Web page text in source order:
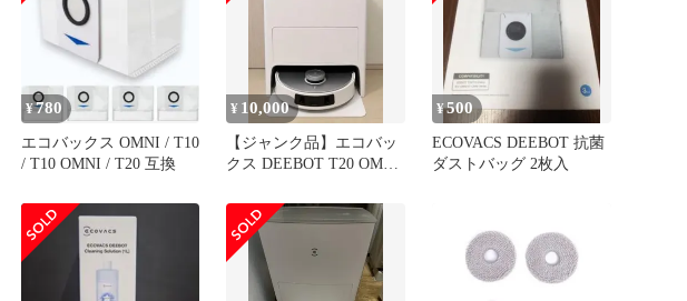
¥780
エコバックス OMNI / T10
/ T10 OMNI / T20 互換
¥ 10,000
【ジャンク品】エコバッ
クス DEEBOT T20 OMNI
¥500
ECOVACS DEEBOT 抗菌
ダストバッグ 2枚入